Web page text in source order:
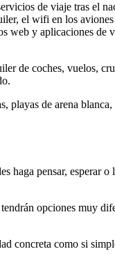
de viaje tras el
el wifi en los
web y aplicaciones de
de coches, vuelos,
de arena
pensar, esperar o
opciones muy
concreta como si